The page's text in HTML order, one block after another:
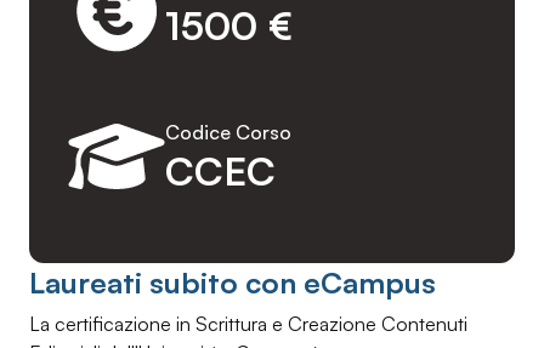
1500 €
CCEC
Codice Corso
Laureati subito con eCampus
La certificazione in Scrittura e Creazione Contenuti